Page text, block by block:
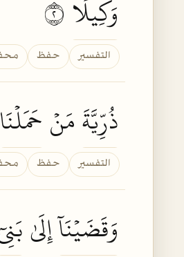
وَكِيلٗا
التفسير حفظ
ذُرِّيَّةَمَنۡحَمَلۡنَا
التفسير حفظ
وَقَضَيۡنَآإِلَىٰ